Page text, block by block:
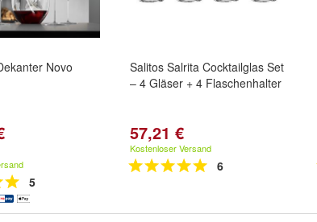
Novo
5
Salitos Salrita Cocktailglas Set
– 4 Gläser + 4 Flaschenhalter
57,21 €
Kostenloser Versand
6